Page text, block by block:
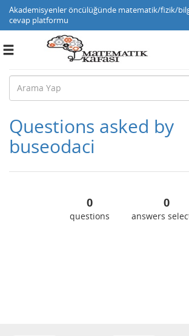
Akademisyenler öncülüğünde matematik/fizik/
cevap platformu
Toggle
Questions asked by
buseodaci
0
questions
0
answers